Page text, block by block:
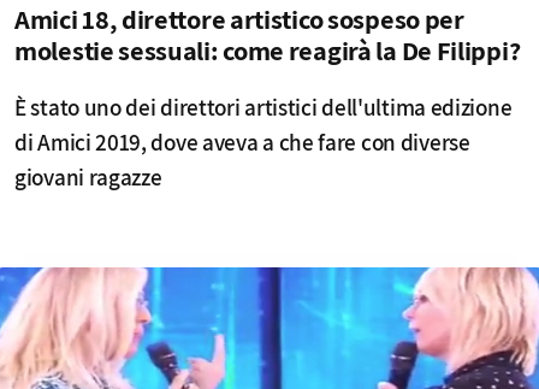
Amici 18, direttore artistico sospeso per
molestie sessuali: come reagirà la De Filippi?
È stato uno dei direttori artistici dell'ultima edizione
di Amici 2019, dove aveva a che fare con diverse
giovani ragazze